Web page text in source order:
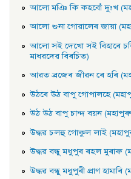
আলাে মঞি কি কহবোঁ দুঃখ
আলাে শুনা গােৱালেৰ জায়া
আলাে সই দেখাে সই বিহাৰে
মাধৱদেৱ বিৰচিত)
আৱত ব্ৰজেৰ জীৱন ৰে হৰি
উঠৰে উঠ বাপু গােপালহে
উঠ উঠ বাপু চান্দ বয়ন (মহাপুৰুষ
উদ্ধৱ চলহু গােকুল লাই
উদ্ধৱ বন্ধু মধুপুৰ ৰহল মুৰাৰু
উদ্ধৱ বন্ধু মধুপুৰী প্রাণ হামাৰি